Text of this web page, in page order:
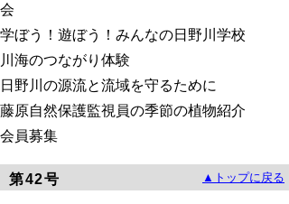
会
学ぼう！遊ぼう！みんなの日野川学校
川海のつながり体験
日野川の源流と流域を守るために
藤原自然保護監視員の季節の植物紹介
会員募集
第42号 ▲トップに戻る